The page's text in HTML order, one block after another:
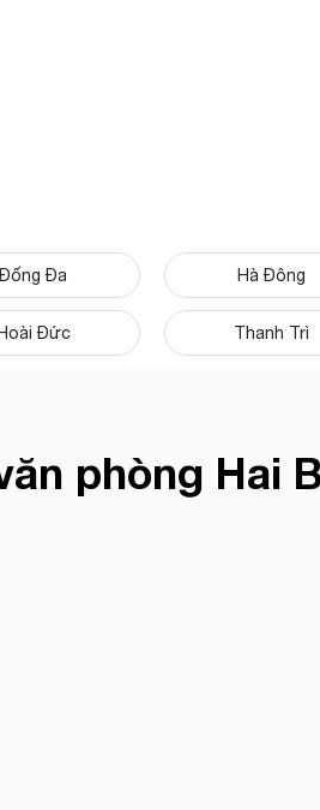
Đống Đa Hà Đông
Hoài Đức Thanh Trì
phòng Hai